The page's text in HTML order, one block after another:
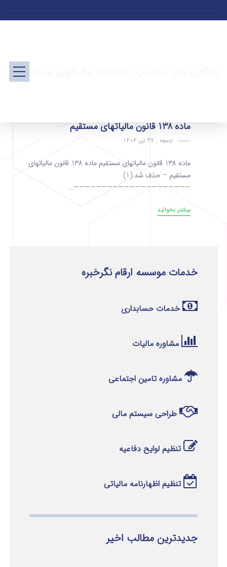
ماده 138 قانون مالیاتهای مستقیم
جمعه , 27 تیر 1404
ماده 138 قانون مالیاتهای مستقیم ماده 138 قانون مالیاتهای
مستقیم – حذف شد.(1)
—————————————————————...
بیشتر بخوانید
خدمات موسسه ارقام نگرخبره
خدمات حسابداری
مشاوره مالیات
مشاوره تامین اجتماعی
طراحی سیستم مالی
تنظیم لوایح دفاعیه
تنظیم اظهارنامه مالیاتی
جدیدترین مطالب اخیر